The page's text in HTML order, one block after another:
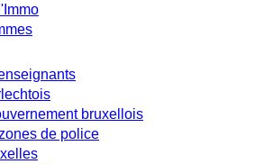
bruxellois
de police